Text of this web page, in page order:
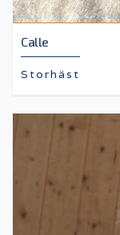
Calle
Storhäst